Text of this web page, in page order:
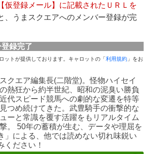
【仮登録メール】に記載されたＵＲＬを
、うまスクエアへのメンバー登録が完
録完了
ットが提供しております。キャロットの「 利用規約」をお
クエア編集長(二階堂)。怪物ハイセイ
熱狂から約半世紀、昭和の泥臭い勝負
代スピード競馬への劇的な変遷を特等
つめ続けてきた。武豊騎手の衝撃的な
ーと常識を覆す活躍をもリアルタイム
。 50年の蓄積が生む、データや理屈を
」による、他では読めない切れ味鋭い
ください！